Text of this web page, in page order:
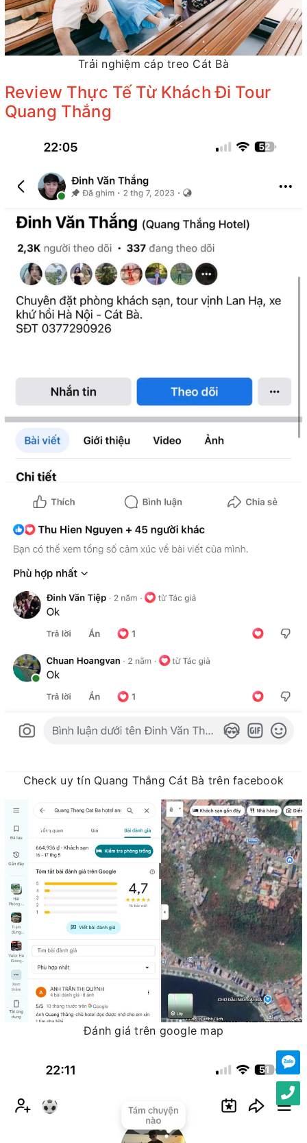
Trải nghiệm cáp treo Cát Bà
Review Thực Tế Từ Khách Đi Tour
Quang Thắng
Check uy tín Quang Thắng Cát Bà trên facebook
Đánh giá trên google map